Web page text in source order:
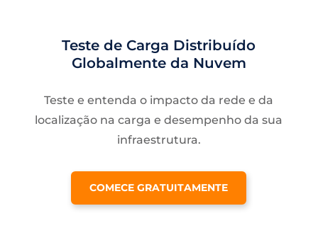
Teste de Carga Distribuído
Globalmente da Nuvem
Teste e entenda o impacto da rede e da
localização na carga e desempenho da sua
infraestrutura.
COMECE GRATUITAMENTE